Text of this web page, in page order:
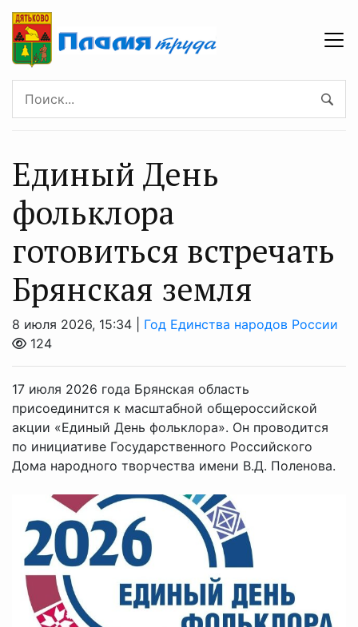
Единый День
фольклора
готовиться встречать
Брянская земля
8 июля 2026, 15:34 | Год Единства народов России
124
17 июля 2026 года Брянская область
присоединится к масштабной общероссийской
акции «Единый День фольклора». Он проводится
по инициативе Государственного Российского
Дома народного творчества имени В.Д. Поленова.